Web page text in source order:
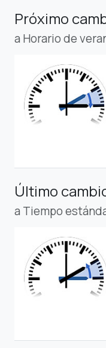
Próximo
a Horario de
Último
a Tiempo